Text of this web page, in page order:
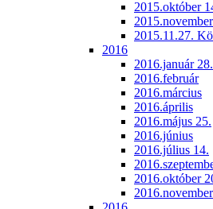
2015.október
2015.11.27.
2016
2016.január 28.
2016.február
2016.március
2016.április
2016.május 25.
2016.június
2016.július 14.
2016.október